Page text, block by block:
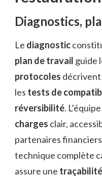
Diagnostics,
Le diagnostic
plan de travail guide
protocoles décrivent
les tests de
réversibilité.
charges clair,
partenaires
technique complète
assure une traçabilité